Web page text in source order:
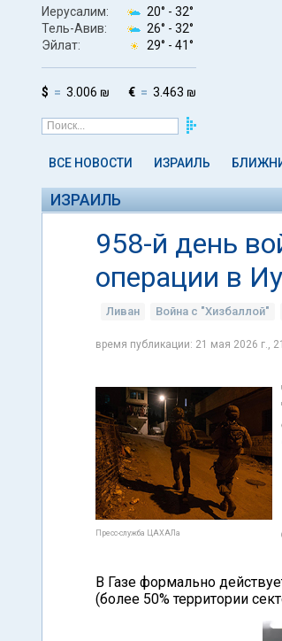
Иерусалим: 20° - 32°
Тель-Авив:
26° - 32°
Эйлат:
29° - 41°
$ 3.006 ₪ € 3.463 ₪
ВСЕ НОВОСТИ ИЗРАИЛЬ
ИЗРАИЛЬ
958-й день
операции в
Ливан Война с "Хизбаллой"
время публикации: 21 мая 2026 г.,
Пресс-служба ЦАХАЛа
В Газе формально
(более 50% территории